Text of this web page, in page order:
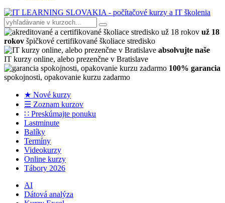
už 18
rokov špičkové certifikované školiace stredisko
absolvujte naše
IT kurzy online, alebo prezenčne v Bratislave
100% garancia
spokojnosti, opakovanie kurzu zadarmo
★ Nové kurzy
☰ Zoznam kurzov
∷ Preskúmajte ponuku
Lastminute
Balíky
Termíny
Videokurzy
Online kurzy
Tábory 2026
AI
Dátová analýza